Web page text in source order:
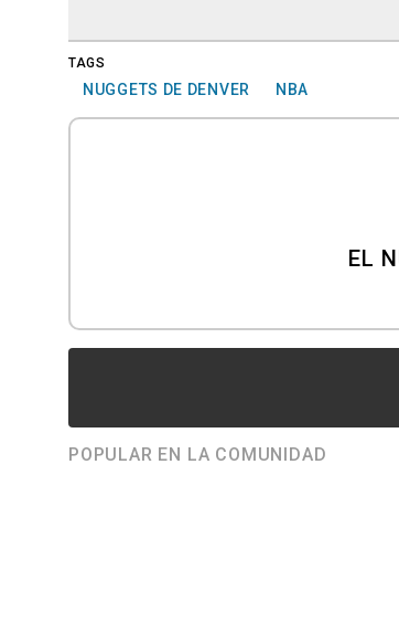
TAGS
NUGGETS DE DENVER NBA
EL
POPULAR EN LA COMUNIDAD